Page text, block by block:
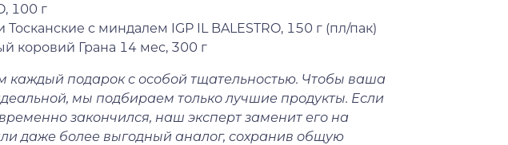
100 г
Тосканские с миндалем IGP IL BALESTRO, 150 г (пл/пак)
коровий Грана 14 мес, 300 г
подарок с особой тщательностью. Чтобы ваша
мы подбираем только лучшие продукты. Если
закончился, наш эксперт заменит его на
даже более выгодный аналог, сохранив общую